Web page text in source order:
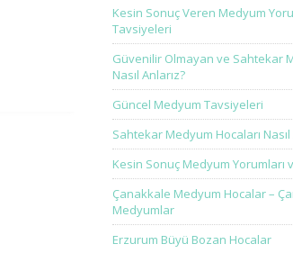
Kesin Sonuç Veren Medyum
Tavsiyeleri
Güvenilir Olmayan ve Sahtekar
Nasıl Anlarız?
Güncel Medyum Tavsiyeleri
Sahtekar Medyum Hocaları Nasıl
Kesin Sonuç Medyum Yorumları
Çanakkale Medyum Hocalar –
Medyumlar
Erzurum Büyü Bozan Hocalar